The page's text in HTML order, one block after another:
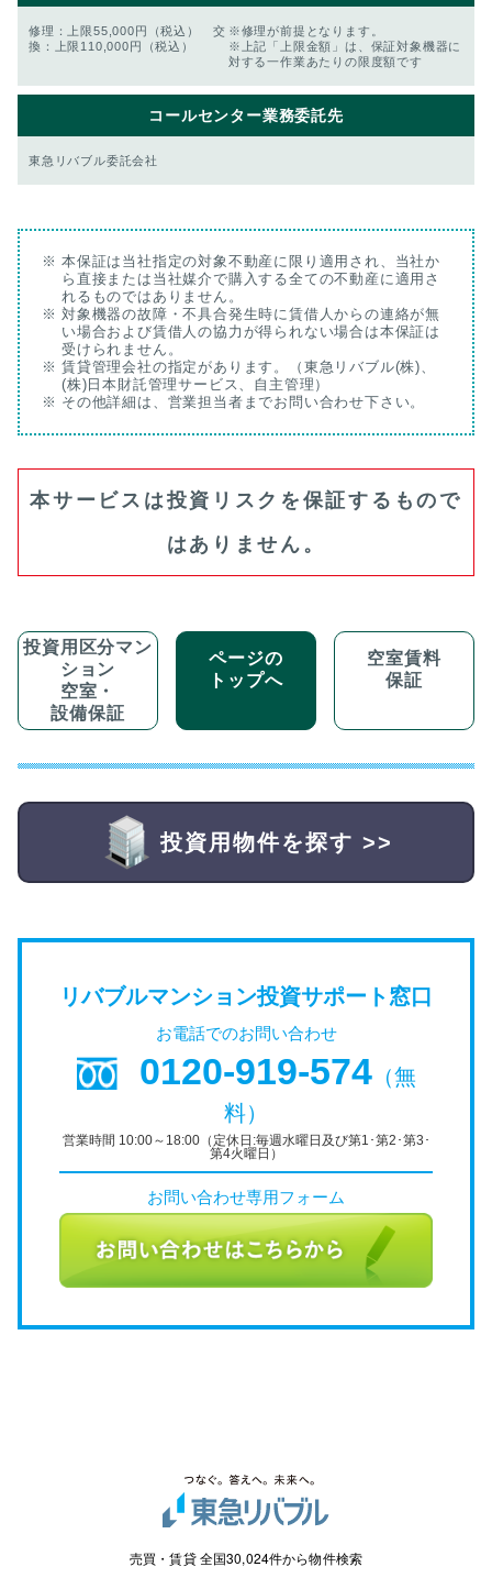
修理：上限55,000円（税込） 交
換：上限110,000円（税込）
※修理が前提となります。
※上記「上限金額」は、保証対象機器に
対する一作業あたりの限度額です
コールセンター業務委託先
東急リバブル委託会社
本保証は当社指定の対象不動産に限り適用され、当社か
ら直接または当社媒介で購入する全ての不動産に適用さ
れるものではありません。
対象機器の故障・不具合発生時に賃借人からの連絡が無
い場合および賃借人の協力が得られない場合は本保証は
受けられません。
賃貸管理会社の指定があります。（東急リバブル(株)、
(株)日本財託管理サービス、自主管理）
その他詳細は、営業担当者までお問い合わせ下さい。
本サービスは投資リスクを保証するもので
はありません。
投資用区分マン
ション
空室・
設備保証
ページの
トップへ
空室賃料
保証
投資用物件を探す >>
リバブルマンション投資サポート窓口
お電話でのお問い合わせ
0120-919-574（無
料）
営業時間 10:00～18:00（定休日:毎週水曜日及び第1･第2･第3･
第4火曜日）
お問い合わせ専用フォーム
売買・賃貸 全国30,024件から物件検索